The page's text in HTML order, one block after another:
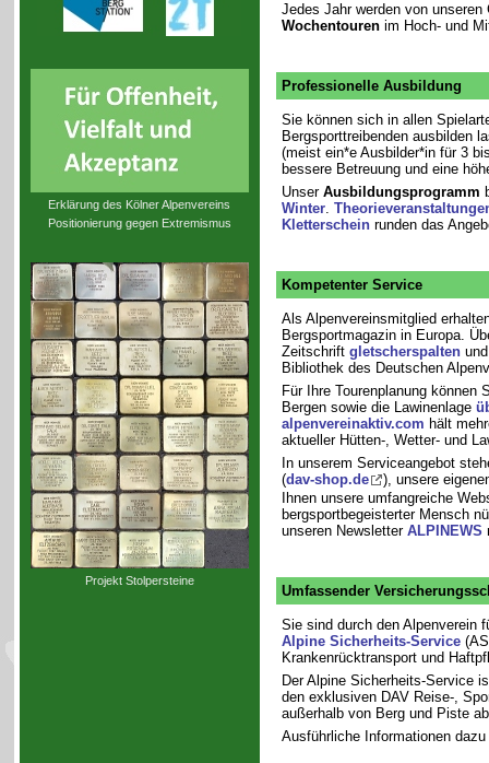
Erklärung des Kölner Alpenvereins
Positionierung gegen Extremismus
Projekt Stolpersteine
Jedes Jahr werden von unseren
Wochentourenim Hoch- und
Professionelle Ausbildung
Sie können sich in allen
Bergsporttreibenden ausbilden
(meist ein*e Ausbilder*in für 3
bessere Betreuung und eine
Unser Ausbildungsprogramm
Winter.
Kletterscheinrunden das
Kompetenter Service
Als Alpenvereinsmitglied
Bergsportmagazin in Europa.
Zeitschrift gletscherspaltenund
Bibliothek des Deutschen
Für Ihre Tourenplanung können
Bergen sowie die Lawinenlage
alpenvereinaktiv.com hält
aktueller Hütten-, Wetter- und
In unserem Serviceangebot
(dav-shop.de
), unsere
Ihnen unsere umfangreiche
bergsportbegeisterter Mensch
unseren Newsletter ALPINEWS
Umfassender
Sie sind durch den Alpenverein
Alpine Sicherheits-Service
Krankenrücktransport und
Der Alpine Sicherheits-Service
den exklusiven DAV Reise-,
außerhalb von Berg und Piste
Ausführliche Informationen